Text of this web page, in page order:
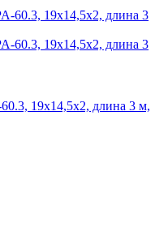
19х14,5х2, длина 3 м,